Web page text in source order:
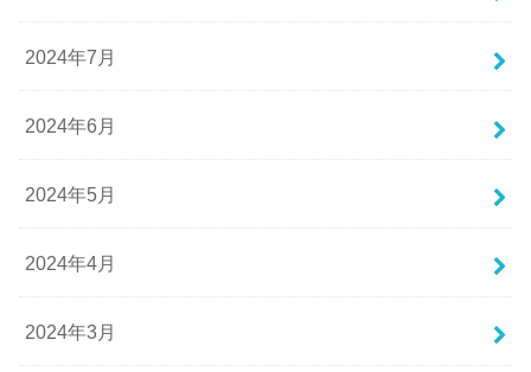
2024年7月
2024年6月
2024年5月
2024年4月
2024年3月